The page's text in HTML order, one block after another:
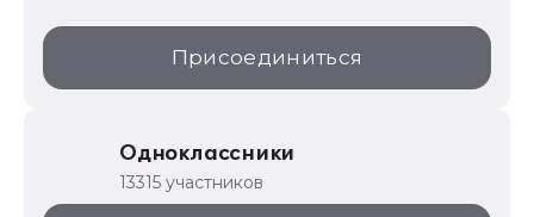
Присоединиться
Одноклассники
13315 участников